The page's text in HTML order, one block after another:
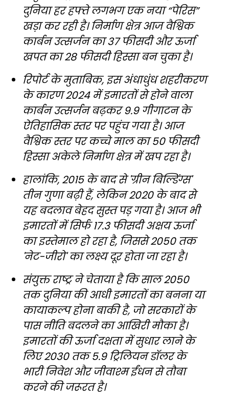
दुनिया हर हफ्ते लगभग एक नया “पेरिस”
खड़ा कर रही है। निर्माण क्षेत्र आज वैश्विक
कार्बन उत्सर्जन का 37 फीसदी और ऊर्जा
खपत का 28 फीसदी हिस्सा बन चुका है।
रिपोर्ट के मुताबिक, इस अंधाधुंध शहरीकरण
के कारण 2024 में इमारतों से होने वाला
कार्बन उत्सर्जन बढ़कर 9.9 गीगाटन के
ऐतिहासिक स्तर पर पहुंच गया है। आज
वैश्विक स्तर पर कच्चे माल का 50 फीसदी
हिस्सा अकेले निर्माण क्षेत्र में खप रहा है।
हालांकि, 2015 के बाद से 'ग्रीन बिल्डिंग्स'
तीन गुणा बढ़ी हैं, लेकिन 2020 के बाद से
यह बदलाव बेहद सुस्त पड़ गया है। आज भी
इमारतों में सिर्फ 17.3 फीसदी अक्षय ऊर्जा
का इस्तेमाल हो रहा है, जिससे 2050 तक
'नेट-जीरो' का लक्ष्य दूर होता जा रहा है।
संयुक्त राष्ट्र ने चेताया है कि साल 2050
तक दुनिया की आधी इमारतों का बनना या
कायाकल्प होना बाकी है, जो सरकारों के
पास नीति बदलने का आखिरी मौका है।
इमारतों की ऊर्जा दक्षता में सुधार लाने के
लिए 2030 तक 5.9 ट्रिलियन डॉलर के
भारी निवेश और जीवाश्म ईंधन से तौबा
करने की जरूरत है।